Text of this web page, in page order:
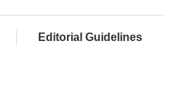
Editorial Guidelines